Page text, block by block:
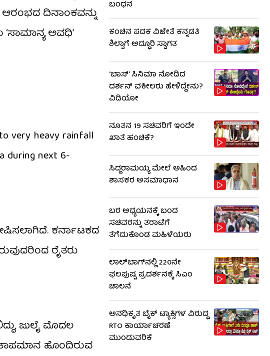
ಆರಂಭದ ದಿನಾಂಕವನ್ನು
ಅವಧಿ’
very heavy rainfall
during next 6-
ಕರ್ನಾಟಕದ
ರೈತರು
ಜುಲೈ ಮೊದಲ
ಹೊಂದಿರುವ
ಬಂಧನ
ಕಂಚಿನ ಪದಕ ವಿಜೇತೆ ಕನ್ನಡತಿ
ಶಿಲ್ಪಾಗೆ ಅದ್ಧೂರಿ ಸ್ವಾಗತ
‘ಬಾಸ್’ ಸಿನಿಮಾ ನೋಡಿದ
ದರ್ಶನ್ ವಕೀಲರು ಹೇಳಿದ್ದೇನು?
ವಿಡಿಯೋ
ನೂತನ 19 ಸಚಿವರಿಗೆ ಇಂದೇ
ಖಾತೆ ಹಂಚಿಕೆ?
ಸಿದ್ದರಾಮಯ್ಯ ಮೇಲೆ ಅಹಿಂದ
ಶಾಸಕರ ಅಸಮಾಧಾನ
ಬರ ಅಧ್ಯಯನಕ್ಕೆ ಬಂದ
ಸಚಿವರನ್ನು ತರಾಟೆಗೆ
ತೆಗೆದುಕೊಂಡ ಮಹಿಳೆಯರು
ಲಾಲ್‌ಬಾಗ್​​ನಲ್ಲಿ 220ನೇ
ಫಲಪುಷ್ಪ ಪ್ರದರ್ಶನಕ್ಕೆ ಸಿಎಂ
ಚಾಲನೆ
ಅನಧಿಕೃತ ಬೈಕ್ ಟ್ಯಾಕ್ಸಿಗಳ ವಿರುದ್ಧ
RTO ಕಾರ್ಯಾಚರಣೆ
ಮುಂದುವರಿಕೆ